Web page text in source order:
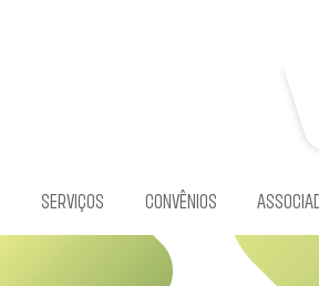
SERVIÇOS CONVÊNIOS